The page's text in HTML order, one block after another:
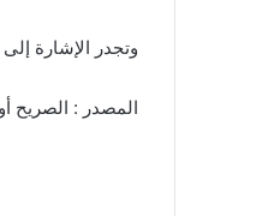
وتجدر الإشارة إلى أن مكتب
المصدر : الصريح